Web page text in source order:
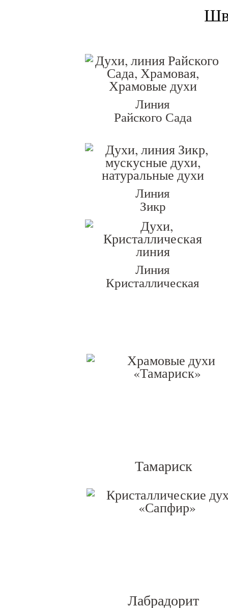
Линия
Райского Сада
Линия
Зикр
Линия
Кристаллическая
Тамариск
Лабрадорит